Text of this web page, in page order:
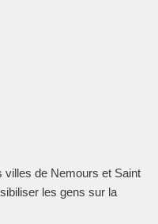
villes de Nemours et Saint
les gens sur la